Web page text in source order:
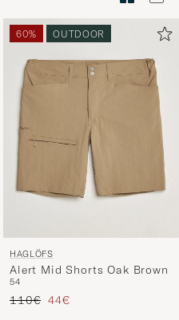
Funktion
aktivieren
erleben
eine
Auswahl,
60% OUTDOOR
HAGLÖFS
Alert Mid Shorts Oak Brown
54
Regulärer Preis
110€ Reduzierter Preis
44€